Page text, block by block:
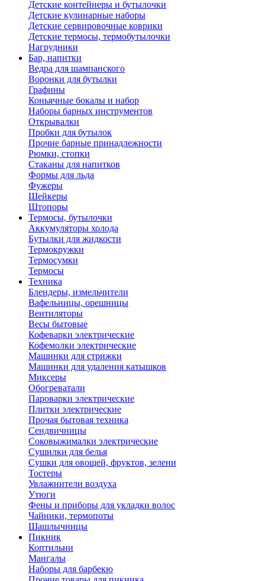
Детские контейнеры и бутылочки
Детские кулинарные наборы
Детские сервировочные коврики
Детские термосы, термобутылочки
Нагрудники
Бар, напитки
Ведра для шампанского
Воронки для бутылки
Графины
Коньячные бокалы и набор
Наборы барных инструментов
Открывалки
Пробки для бутылок
Прочие барные принадлежности
Рюмки, стопки
Стаканы для напитков
Формы для льда
Фужеры
Шейкеры
Штопоры
Термосы, бутылочки
Аккумуляторы холода
Бутылки для жидкости
Термокружки
Термосумки
Термосы
Техника
Блендеры, измельчители
Вафельницы, орешницы
Вентиляторы
Весы бытовые
Кофеварки электрические
Кофемолки электрические
Машинки для стрижки
Машинки для удаления катышков
Миксеры
Обогреватали
Пароварки электрические
Плитки электрические
Прочая бытовая техника
Сендвичницы
Соковыжималки электрические
Сушилки для белья
Сушки для овощей, фруктов, зелени
Тостеры
Увлажнители воздуха
Утюги
Фены и приборы для укладки волос
Чайники, термопоты
Шашлычницы
Пикник
Коптильни
Мангалы
Наборы для барбекю